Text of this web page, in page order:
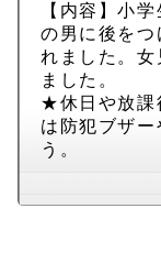
【内容】小
の男に後をつ
れました。
ました
★休日や放課
は防犯ブザー
う。